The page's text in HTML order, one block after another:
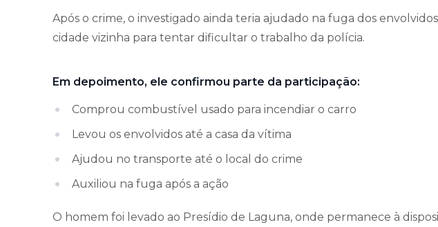
Após o crime, o investigado ainda teria ajudado na fuga dos
cidade vizinha para tentar dificultar o trabalho da polícia.
Em depoimento, ele confirmou parte da participação:
Comprou combustível usado para incendiar o carro
Levou os envolvidos até a casa da vítima
Ajudou no transporte até o local do crime
Auxiliou na fuga após a ação
O homem foi levado ao Presídio de Laguna, onde permanece à